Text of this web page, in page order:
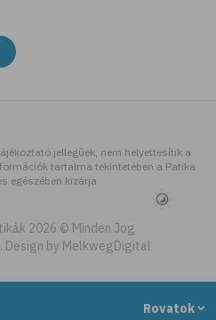
Rovatok
jellegűek, nem helyettesítik a
tartalma tekintetében a Patika
egészében kizárja
2026 © Minden Jog
Design by MelkwegDigital